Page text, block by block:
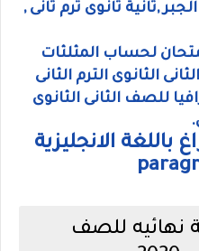
,ثانية ثانوى ترم ثانى ,
لحساب المثلثات
الثانوى الترم الثانى
للصف الثانى الثانوى
الانجليزية
نهائيه للصف